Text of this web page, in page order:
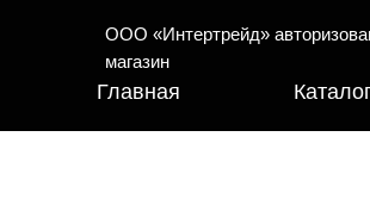
ООО «Интертрейд»
магазин
Главная Каталог